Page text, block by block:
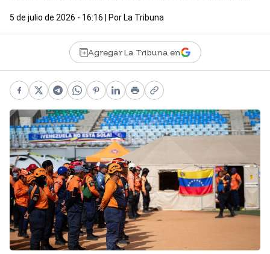
5 de julio de 2026 - 16:16 | Por La Tribuna
Agregar La Tribuna en
Facebook
X Telegram
WhatsApp
Pinterest
LinkedIn
PrintCopy link